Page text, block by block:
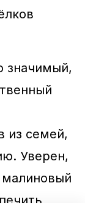
значимый,
из семей,
Уверен,
малиновый